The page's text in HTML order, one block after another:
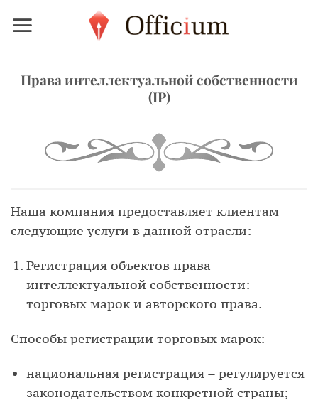
Права интеллектуальной собственности
(IP)
Наша компания предоставляет клиентам
следующие услуги в данной отрасли:
Регистрация объектов права
интеллектуальной собственности:
торговых марок и авторского права.
Способы регистрации торговых марок:
национальная регистрация – регулируется
законодательством конкретной страны;